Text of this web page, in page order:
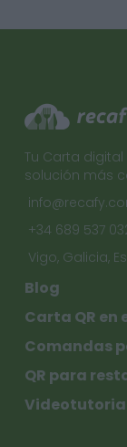
Tu Carta
solución más
+34 689 537
Vigo, Galicia,
Blog
Carta QR en
Comandas
QR para